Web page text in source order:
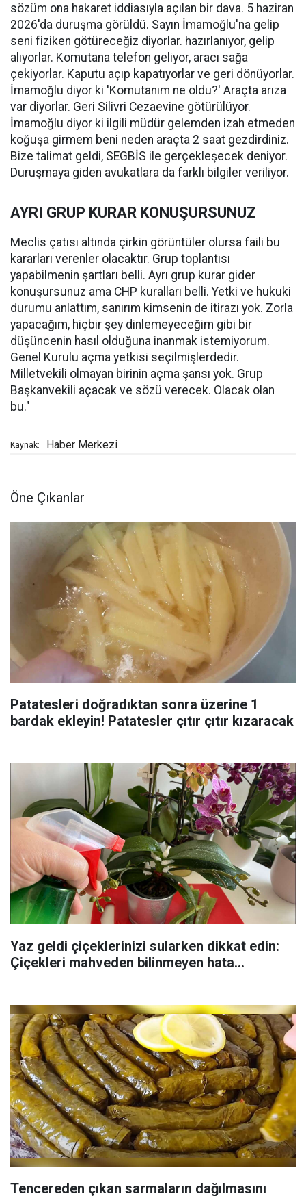
sözüm ona hakaret iddiasıyla açılan bir dava. 5 haziran
2026'da duruşma görüldü. Sayın İmamoğlu'na gelip
seni fiziken götüreceğiz diyorlar. hazırlanıyor, gelip
alıyorlar. Komutana telefon geliyor, aracı sağa
çekiyorlar. Kaputu açıp kapatıyorlar ve geri dönüyorlar.
İmamoğlu diyor ki 'Komutanım ne oldu?' Araçta arıza
var diyorlar. Geri Silivri Cezaevine götürülüyor.
İmamoğlu diyor ki ilgili müdür gelemden izah etmeden
koğuşa girmem beni neden araçta 2 saat gezdirdiniz.
Bize talimat geldi, SEGBİS ile gerçekleşecek deniyor.
Duruşmaya giden avukatlara da farklı bilgiler veriliyor.
AYRI GRUP KURAR KONUŞURSUNUZ
Meclis çatısı altında çirkin görüntüler olursa faili bu
kararları verenler olacaktır. Grup toplantısı
yapabilmenin şartları belli. Ayrı grup kurar gider
konuşursunuz ama CHP kuralları belli. Yetki ve hukuki
durumu anlattım, sanırım kimsenin de itirazı yok. Zorla
yapacağım, hiçbir şey dinlemeyeceğim gibi bir
düşüncenin hasıl olduğuna inanmak istemiyorum.
Genel Kurulu açma yetkisi seçilmişlerdedir.
Milletvekili olmayan birinin açma şansı yok. Grup
Başkanvekili açacak ve sözü verecek. Olacak olan
bu."
Kaynak: Haber Merkezi
Öne Çıkanlar
Patatesleri doğradıktan sonra üzerine 1
bardak ekleyin! Patatesler çıtır çıtır kızaracak
Yaz geldi çiçeklerinizi sularken dikkat edin:
Çiçekleri mahveden bilinmeyen hata...
Tencereden çıkan sarmaların dağılmasını